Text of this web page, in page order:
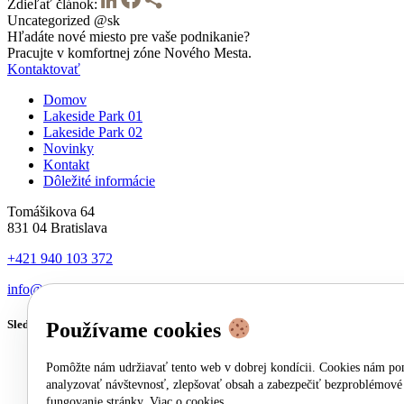
Zdieľať článok:
Uncategorized @sk
Hľadáte nové miesto pre vaše podnikanie?
Pracujte v komfortnej zóne Nového Mesta.
Kontaktovať
Domov
Lakeside Park 01
Lakeside Park 02
Novinky
Kontakt
Dôležité informácie
Tomášikova 64
831 04 Bratislava
+421 940 103 372
info@wood-re.com
Sledujte násPoužívame cookies
Pomôžte nám udržiavať tento web v dobrej kondícii. Cookies nám
analyzovať návštevnosť, zlepšovať obsah a zabezpečiť bezproblémové